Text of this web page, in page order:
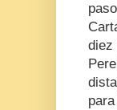
diez